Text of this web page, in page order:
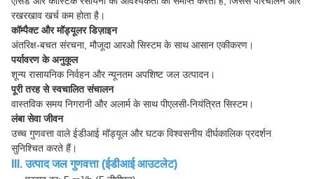
रखरखाव खर्च कम होता है।
कॉम्पैक्ट और मॉड्यूलर डिज़ाइन
अंतरिक्ष-बचत संरचना, मौजूदा आरओ सिस्टम के साथ आसान एकीकरण।
पर्यावरण के अनुकूल
शून्य रासायनिक निर्वहन और न्यूनतम अपशिष्ट जल उत्पादन।
पूरी तरह से स्वचालित संचालन
वास्तविक समय निगरानी और अलार्म के साथ पीएलसी-नियंत्रित सिस्टम।
लंबा सेवा जीवन
उच्च गुणवत्ता वाले ईडीआई मॉड्यूल और घटक विश्वसनीय दीर्घकालिक प्रदर्शन
सुनिश्चित करते हैं।
III. उत्पाद जल गुणवत्ता (ईडीआई आउटलेट)